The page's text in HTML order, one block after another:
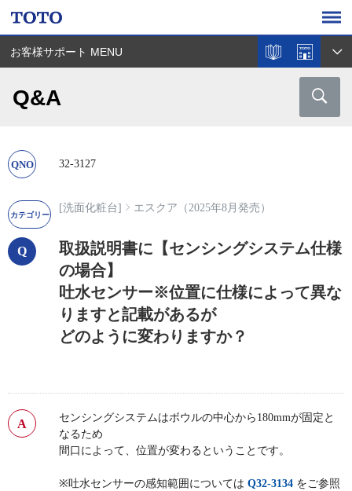
お客様サポート MENU
Q&A
32-3127
[洗面化粧台] エスクア（2025年8月発売）
取扱説明書に【センシングシステム仕様
の場合】
吐水センサー※位置に仕様によって異な
りますと記載があるが
どのように変わりますか？
センシングシステムはボウルの中心から180mmが固定と
なるため
間口によって、位置が変わるということです。
※吐水センサーの感知範囲については Q32-3134 をご参照